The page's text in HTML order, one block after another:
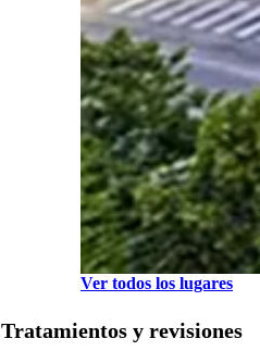
Ver todos los lugares
Tratamientos y revisiones